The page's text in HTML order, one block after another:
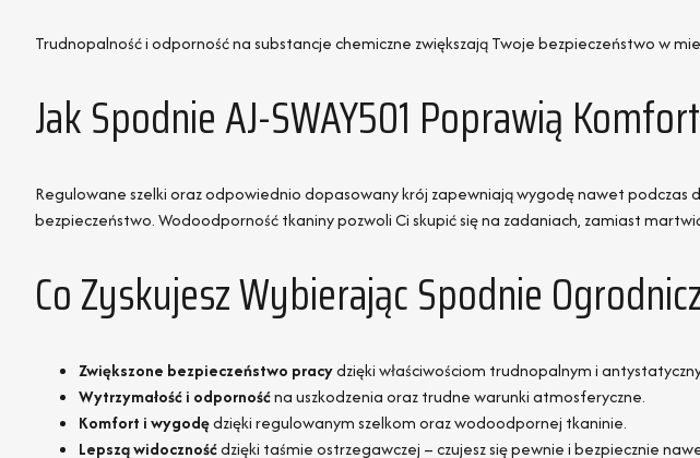
Trudnopalność i odporność na substancje chemiczne zwiększają Twoje bezpieczeństwo w
Jak Spodnie AJ-SWAY501 Poprawią
Regulowane szelki oraz odpowiednio dopasowany krój zapewniają wygodę nawet podczas
bezpieczeństwo. Wodoodporność tkaniny pozwoli Ci skupić się na zadaniach, zamiast
Co Zyskujesz Wybierając Spodnie
Zwiększone bezpieczeństwo pracydzięki właściwościom trudnopalnym i
Wytrzymałość i odpornośćna uszkodzenia oraz trudne warunki atmosferyczne.
Komfort i wygodędzięki regulowanym szelkom oraz wodoodpornej tkaninie.
Lepszą widocznośćdzięki taśmie ostrzegawczej – czujesz się pewnie i bezpiecznie